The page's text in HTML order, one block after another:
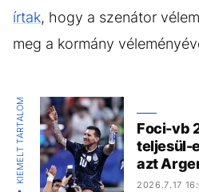
írtak, hogy a szenátor
meg a kormány
KIEMELT TARTALOM
Foci-vb
teljesül-
azt
2026.7.17